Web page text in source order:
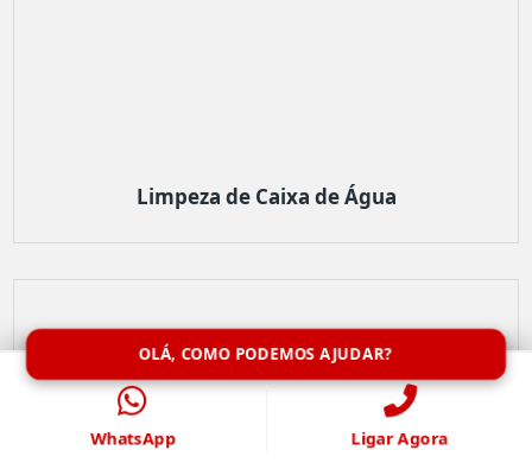
Limpeza de Caixa de Água
OLÁ, COMO PODEMOS AJUDAR?
WhatsApp Ligar Agora